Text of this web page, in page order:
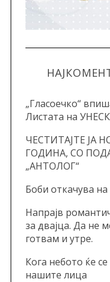
„Гласоечко“
Листата на
ЧЕСТИТАЈТЕ ЈА
ГОДИНА, СО
„АНТОЛОГ“
Боби откачува
Напрајв
за двајца. Да не
готвам и утре.
Кога небото ќе
нашите лица